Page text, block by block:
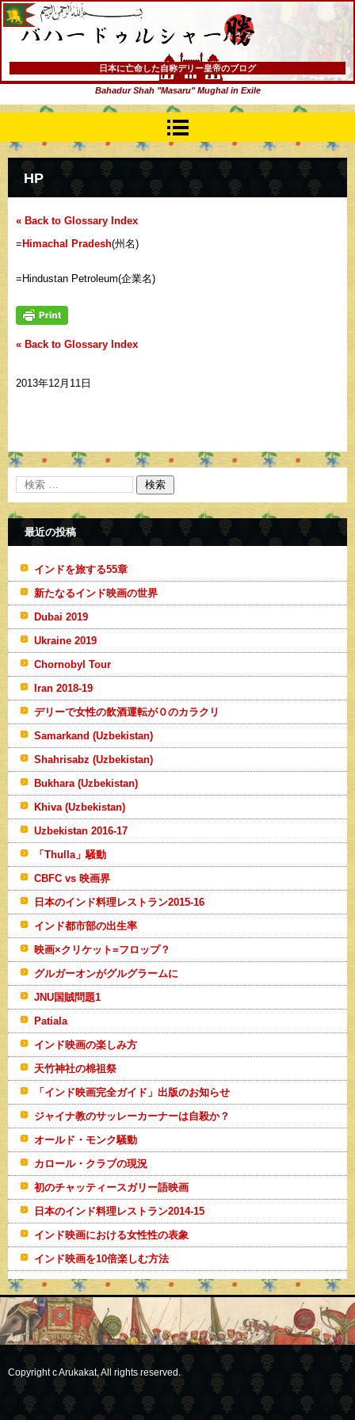
バハードゥルシャー勝(まさる)
日本に亡命した自称デリー皇帝のブログ
Bahadur Shah "Masaru" Mughal in Exile
HP
« Back to Glossary Index
= Himachal Pradesh(州名)
=Hindustan Petroleum(企業名)
« Back to Glossary Index
2013年12月11日
最近の投稿
インドを旅する55章
新たなるインド映画の世界
Dubai 2019
Ukraine 2019
Chornobyl Tour
Iran 2018-19
デリーで女性の飲酒運転が０のカラクリ
Samarkand (Uzbekistan)
Shahrisabz (Uzbekistan)
Bukhara (Uzbekistan)
Khiva (Uzbekistan)
Uzbekistan 2016-17
「Thulla」騒動
CBFC vs 映画界
日本のインド料理レストラン2015-16
インド都市部の出生率
映画×クリケット=フロップ？
グルガーオンがグルグラームに
JNU国賊問題1
Patiala
インド映画の楽しみ方
天竹神社の棉祖祭
「インド映画完全ガイド」出版のお知らせ
ジャイナ教のサッレーカーナーは自殺か？
オールド・モンク騒動
カロール・クラブの現況
初のチャッティースガリー語映画
日本のインド料理レストラン2014-15
インド映画における女性性の表象
インド映画を10倍楽しむ方法
Copyright c Arukakat, All rights reserved.